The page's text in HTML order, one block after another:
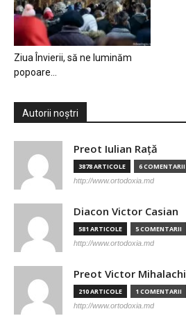
Ziua Învierii, să ne luminăm
popoare…
Autorii noștri
Preot Iulian Raţă
3878 ARTICOLE 6 COMENTARII
http://www.ortodoxia.md
Diacon Victor Casian
581 ARTICOLE 5 COMENTARII
http://www.ortodoxia.md
Preot Victor Mihalachi
210 ARTICOLE 1 COMENTARII
http://www.ortodoxia.md